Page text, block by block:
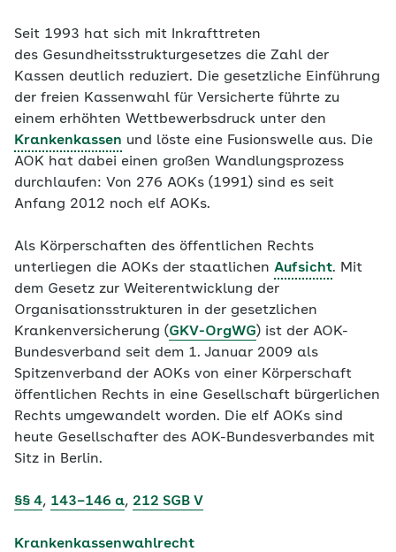
Seit 1993 hat sich mit Inkrafttreten
des Gesundheitsstrukturgesetzes die Zahl der
Kassen deutlich reduziert. Die gesetzliche Einführung
der freien Kassenwahl für Versicherte führte zu
einem erhöhten Wettbewerbsdruck unter den
Krankenkassen und löste eine Fusionswelle aus. Die
AOK hat dabei einen großen Wandlungsprozess
durchlaufen: Von 276 AOKs (1991) sind es seit
Anfang 2012 noch elf AOKs.
Als Körperschaften des öffentlichen Rechts
unterliegen die AOKs der staatlichen Aufsicht. Mit
dem Gesetz zur Weiterentwicklung der
Organisationsstrukturen in der gesetzlichen
Krankenversicherung (GKV-OrgWG) ist der AOK-
Bundesverband seit dem 1. Januar 2009 als
Spitzenverband der AOKs von einer Körperschaft
öffentlichen Rechts in eine Gesellschaft bürgerlichen
Rechts umgewandelt worden. Die elf AOKs sind
heute Gesellschafter des AOK-Bundesverbandes mit
Sitz in Berlin.
§§ 4, 143–146 a, 212 SGB V
Krankenkassenwahlrecht